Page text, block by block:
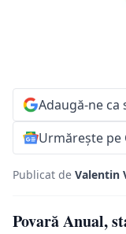
Adaugă-ne
Urmărește pe
Publicat de Valentin
Povară Anual,